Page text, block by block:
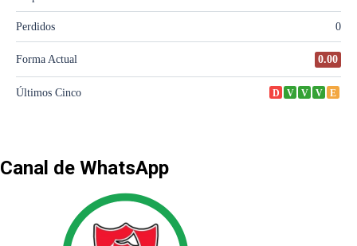
Canal de WhatsApp